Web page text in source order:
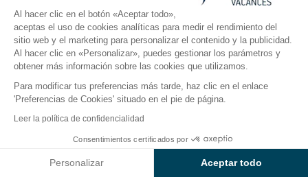
Al hacer clic en el botón «Aceptar todo»,
aceptas el uso de cookies analíticas para medir el rendimiento del
sitio web y el marketing para personalizar el contenido y la publicidad.
Al hacer clic en «Personalizar», puedes gestionar los parámetros y
obtener más información sobre las cookies que utilizamos.
Para modificar tus preferencias más tarde, haz clic en el enlace
'Preferencias de Cookies' situado en el pie de página.
Leer la política de confidencialidad
Consentimientos certificados por
Personalizar Aceptar todo
Ver resultados en el mapa